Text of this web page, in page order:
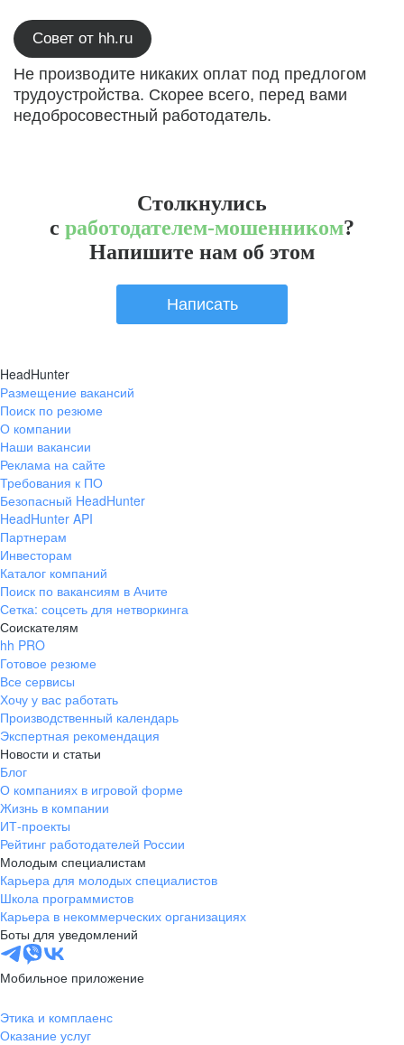
Совет от hh.ru
Не производите никаких оплат под предлогом
трудоустройства. Скорее всего, перед вами
недобросовестный работодатель.
Столкнулись
с работодателем-мошенником?
Напишите нам об этом
Написать
HeadHunter
Размещение вакансий
Поиск по резюме
О компании
Наши вакансии
Реклама на сайте
Требования к ПО
Безопасный HeadHunter
HeadHunter API
Партнерам
Инвесторам
Каталог компаний
Поиск по вакансиям в Ачите
Сетка: соцсеть для нетворкинга
Соискателям
hh PRO
Готовое резюме
Все сервисы
Хочу у вас работать
Производственный календарь
Экспертная рекомендация
Новости и статьи
Блог
О компаниях в игровой форме
Жизнь в компании
ИТ-проекты
Рейтинг работодателей России
Молодым специалистам
Карьера для молодых специалистов
Школа программистов
Карьера в некоммерческих организациях
Боты для уведомлений
Мобильное приложение
Этика и комплаенс
Оказание услуг